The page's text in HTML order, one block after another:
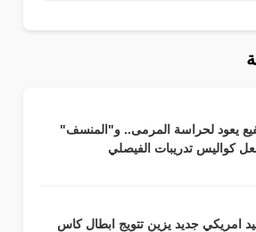
يعود لحراسة المرمى.. و"المنسف"
كواليس تدريبات الفيصلي
امريكي جديد يزين تتويج ابطال كاس